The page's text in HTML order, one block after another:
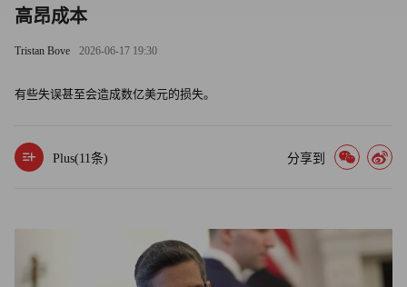
高昂成本
Tristan Bove 2026-06-17 19:30
有些失误甚至会造成数亿美元的损失。
Plus(11条) 分享到